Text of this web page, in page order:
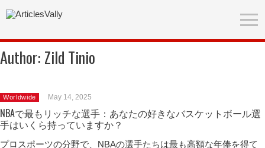
Author: Zild Tinio
Worldwide May 14, 2025
NBAで最もリッチな選手：あなたの好きなバスケットボール選
手はいくら持っていますか？
プロスポーツの分野で、NBAの選手たちは最も高額な年俸を得て